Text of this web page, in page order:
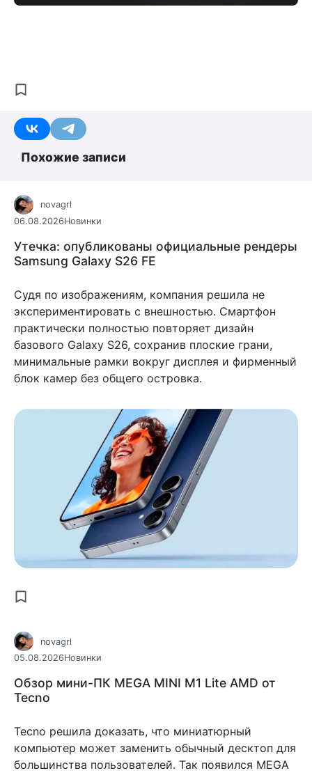
Похожие записи
novagrl
06.08.2026Новинки
Утечка: опубликованы официальные рендеры
Samsung Galaxy S26 FE
Судя по изображениям, компания решила не
экспериментировать с внешностью. Смартфон
практически полностью повторяет дизайн
базового Galaxy S26, сохранив плоские грани,
минимальные рамки вокруг дисплея и фирменный
блок камер без общего островка.
novagrl
05.08.2026Новинки
Обзор мини-ПК MEGA MINI M1 Lite AMD от
Tecno
Tecno решила доказать, что миниатюрный
компьютер может заменить обычный десктоп для
большинства пользователей. Так появился MEGA